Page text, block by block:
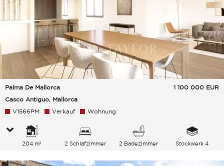
Palma De Mallorca
Casco Antiguo, Mallorca
1 100 000 EUR
V1566PM Verkauf Wohnung
204 m² 2 Schlafzimmer 2 Badezimmer Stockwerk 4